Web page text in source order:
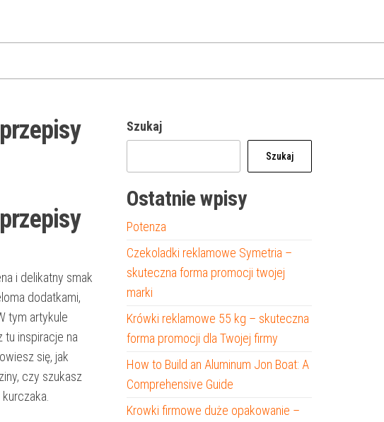
i delikatny smak
dodatkami,
tym artykule
tu inspiracje na
się, jak
czy szukasz
Szukaj
Szukaj
Ostatnie wpisy
Potenza
Czekoladki reklamowe Symetria –
skuteczna forma promocji twojej
marki
Krówki reklamowe 55 kg – skuteczna
forma promocji dla Twojej firmy
How to Build an Aluminum Jon Boat: A
Comprehensive Guide
Krowki firmowe duże opakowanie –